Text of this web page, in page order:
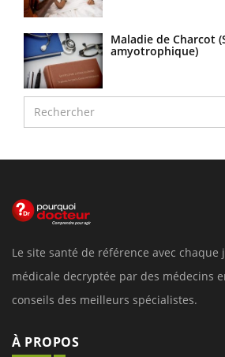
Maladie de Charcot
amyotrophique)
Le site santé de référence avec
médicale decryptée par des médecins
conseils des meilleurs spécialistes.
À PROPOS